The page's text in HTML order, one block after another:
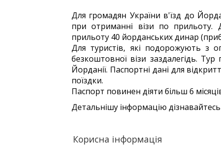
Для громадян України в'їзд до
при отриманні візи по прильоту.
прильоту 40 йорданських динар
Для туристів, які подорожують з
безкоштовної візи заздалегідь.
Йорданії. Паспортні дані для
поїздки.
Паспорт повинен діяти більш 6
Детальнішу інформацію
Корисна інформація